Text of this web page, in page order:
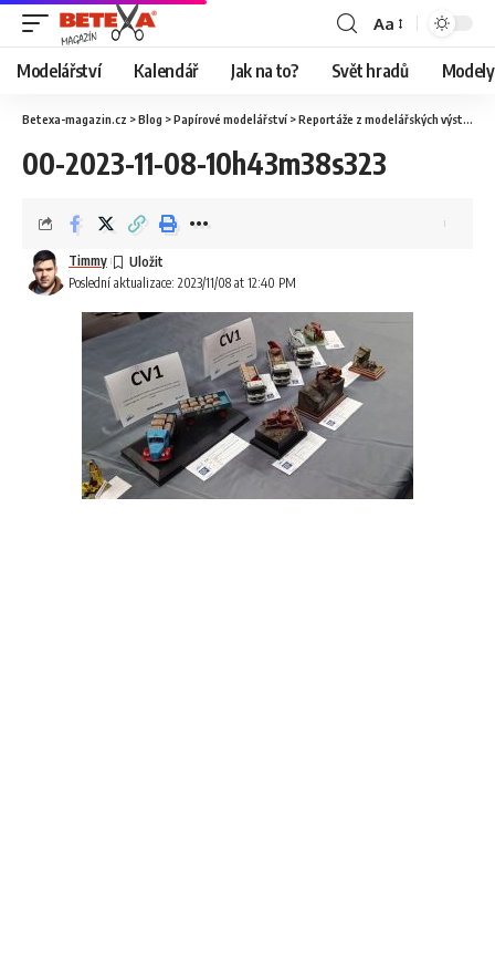
Aa
Modelářství Kalendář Jak na to? Svět hradů
Betexa-magazin.cz >Blog >Papírové modelářství >Reportáže z modelářských výstav
00-2023-11-08-10h43m38s323
Poslední aktualizace: 2023/11/08 at 12:40 PM
Timmy